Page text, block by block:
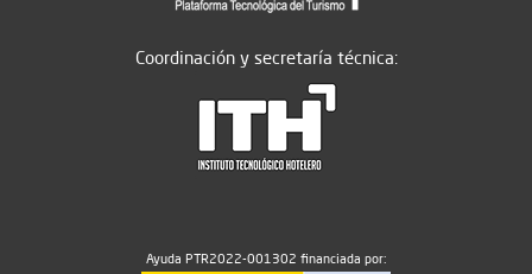
Coordinación y secretaría técnica:
Ayuda PTR2022-001302 financiada por: